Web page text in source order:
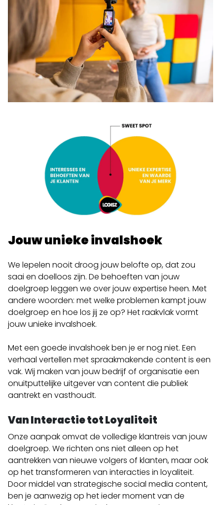
Jouw unieke invalshoek
We lepelen nooit droog jouw belofte op, dat zou
saai en doelloos zijn. De behoeften van jouw
doelgroep leggen we over jouw expertise heen. Met
andere woorden: met welke problemen kampt jouw
doelgroep en hoe los jij ze op? Het raakvlak vormt
jouw unieke invalshoek.
Met een goede invalshoek ben je er nog niet. Een
verhaal vertellen met spraakmakende content is een
vak. Wij maken van jouw bedrijf of organisatie een
onuitputtelijke uitgever van content die publiek
aantrekt en vasthoudt.
Van Interactie tot Loyaliteit
Onze aanpak omvat de volledige klantreis van jouw
doelgroep. We richten ons niet alleen op het
aantrekken van nieuwe volgers of klanten, maar ook
op het transformeren van interacties in loyaliteit.
Door middel van strategische social media content,
ben je aanwezig op het ieder moment van de